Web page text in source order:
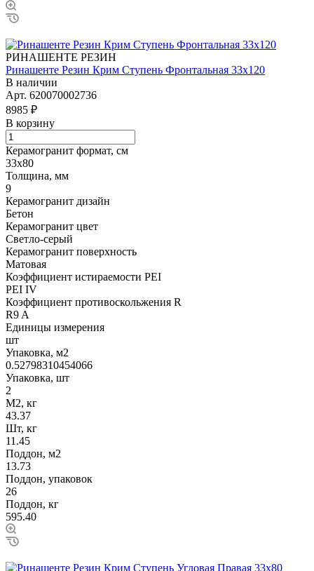
РИНАШЕНТЕ РЕЗИН
Ринашенте Резин Крим Ступень Фронтальная 33х120
В наличии
Арт. 620070002736
8985 ₽
В корзину
Керамогранит формат, см
33х80
Толщина, мм
9
Керамогранит дизайн
Бетон
Керамогранит цвет
Светло-серый
Керамогранит поверхность
Матовая
Коэффициент истираемости PEI
PEI IV
Коэффициент противоскольжения R
R9 A
Единицы измерения
шт
Упаковка, м2
0.52798310454066
Упаковка, шт
2
М2, кг
43.37
Шт, кг
11.45
Поддон, м2
13.73
Поддон, упаковок
26
Поддон, кг
595.40